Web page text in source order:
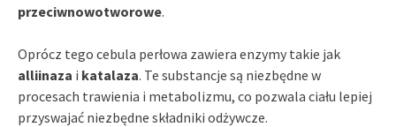
przeciwnowotworowe.
Oprócz tego cebula perłowa zawiera enzymy takie jak
alliinaza i katalaza. Te substancje są niezbędne w
procesach trawienia i metabolizmu, co pozwala ciału lepiej
przyswajać niezbędne składniki odżywcze.